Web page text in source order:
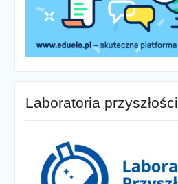
Laboratoria przyszłości